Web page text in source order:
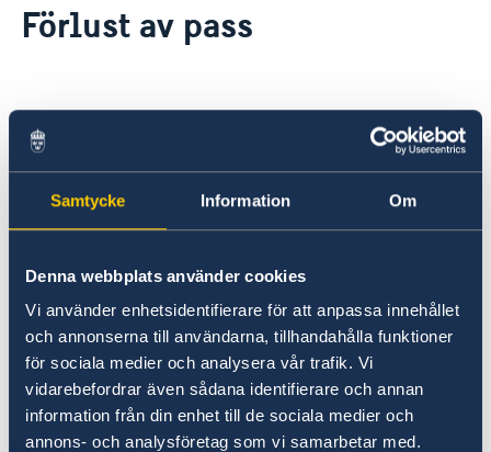
Samtycke Information Om
Denna webbplats använder cookies
Vi använder enhetsidentifierare för att anpassa innehållet
och annonserna till användarna, tillhandahålla funktioner
för sociala medier och analysera vår trafik. Vi
vidarebefordrar även sådana identifierare och annan
information från din enhet till de sociala medier och
annons- och analysföretag som vi samarbetar med.
Hjälp till svenskar i Uzbekistan
Förnyelse av pass för vuxna
Provisoriskt pass
Samordningsnummer
Legaliseringar
Reseinformation
Ambassadens reseinformation
Aktuella händelser
Allmänna säkerhetsläget
Terrorism
Naturförhållanden och katastrofer
Inför resan
Pass och ID-kort
Om olyckan är framme
Hur kan jag bli kontaktad i en katastrofsituation
Förlust av pass
Det går inte att ansöka om ordinarie pass och
nationellt ID-kort vid det honorära konsulatet i
Tashkent. Den som är i behov av att ansöka om
ordinarie pass eller nationellt ID-kort får ta
utomlands. Se mer information under
hjälp till svenska utomlands.
Förlust av pass